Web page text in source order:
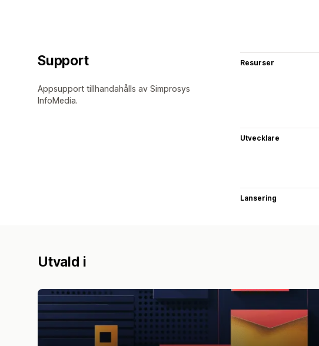
Support
Appsupport tillhandahålls av Simprosys
InfoMedia.
Resurser
Utvecklare
Lansering
Utvald i